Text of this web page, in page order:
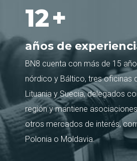
15+
años de
BN8 cuenta con más de 15
nórdico y Báltico, tres oficinas
Lituania y Suecia, delegados
región y mantiene
otros mercados de interés,
Polonia o Moldavia.